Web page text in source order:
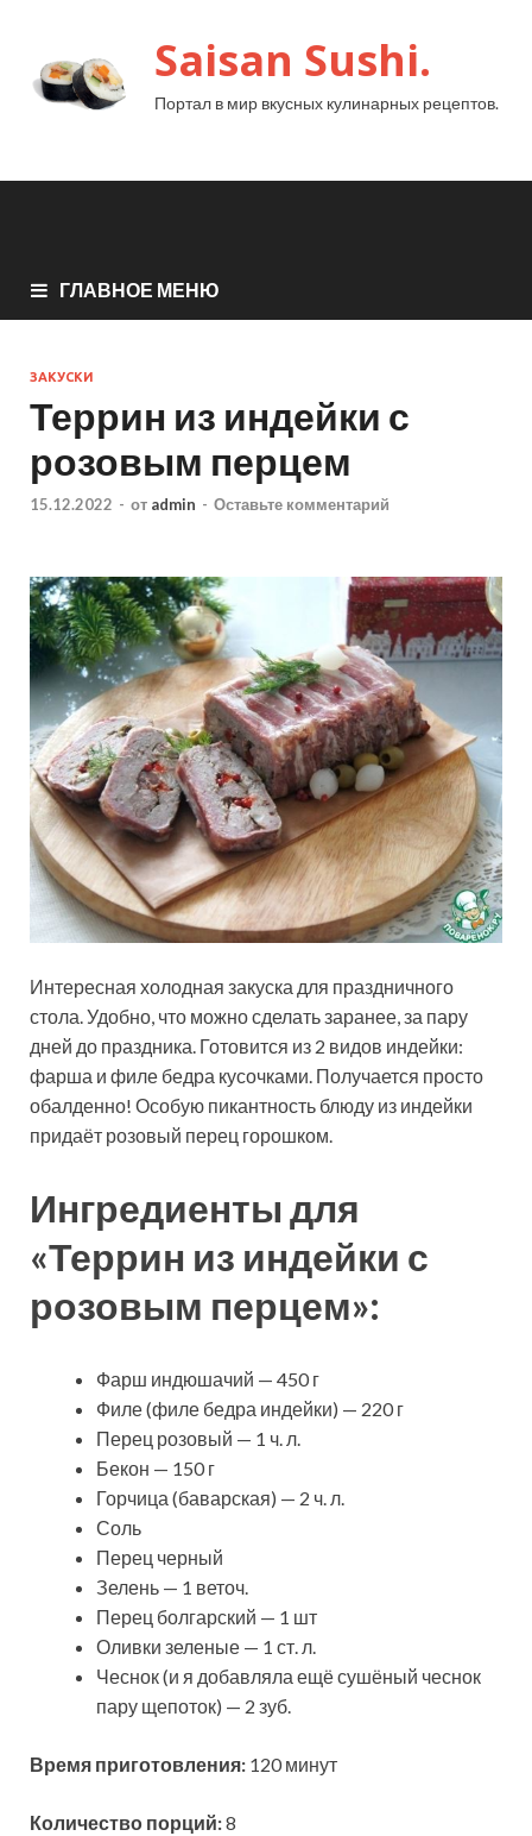
Saisan Sushi.
Портал в мир вкусных кулинарных рецептов.
ГЛАВНОЕ МЕНЮ
ЗАКУСКИ
Террин из индейки с
розовым перцем
15.12.2022 - от admin - Оставьте комментарий
Интересная холодная закуска для праздничного
стола. Удобно, что можно сделать заранее, за пару
дней до праздника. Готовится из 2 видов индейки:
фарша и филе бедра кусочками. Получается просто
обалденно! Особую пикантность блюду из индейки
придаёт розовый перец горошком.
Ингредиенты для
«Террин из индейки с
розовым перцем»:
Фарш индюшачий — 450 г
Филе (филе бедра индейки) — 220 г
Перец розовый — 1 ч. л.
Бекон — 150 г
Горчица (баварская) — 2 ч. л.
Соль
Перец черный
Зелень — 1 веточ.
Перец болгарский — 1 шт
Оливки зеленые — 1 ст. л.
Чеснок (и я добавляла ещё сушёный чеснок
пару щепоток) — 2 зуб.
Время приготовления: 120 минут
Количество порций:8